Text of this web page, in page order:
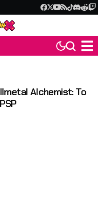
Alchemist: To